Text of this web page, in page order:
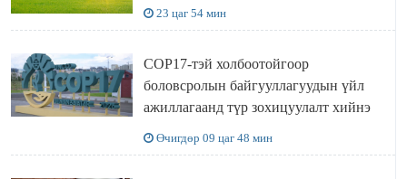
23 цаг 54 мин
COP17-тэй холбоотойгоор
боловсролын байгууллагуудын үйл
ажиллагаанд түр зохицуулалт хийнэ
Өчигдөр 09 цаг 48 мин